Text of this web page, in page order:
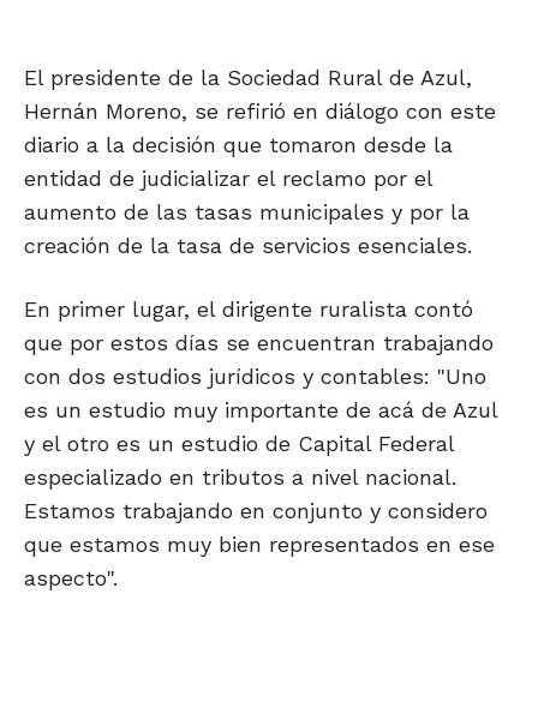
El presidente de la Sociedad Rural de Azul,
Hernán Moreno, se refirió en diálogo con este
diario a la decisión que tomaron desde la
entidad de judicializar el reclamo por el
aumento de las tasas municipales y por la
creación de la tasa de servicios esenciales.
En primer lugar, el dirigente ruralista contó
que por estos días se encuentran trabajando
con dos estudios jurídicos y contables: "Uno
es un estudio muy importante de acá de Azul
y el otro es un estudio de Capital Federal
especializado en tributos a nivel nacional.
Estamos trabajando en conjunto y considero
que estamos muy bien representados en ese
aspecto".